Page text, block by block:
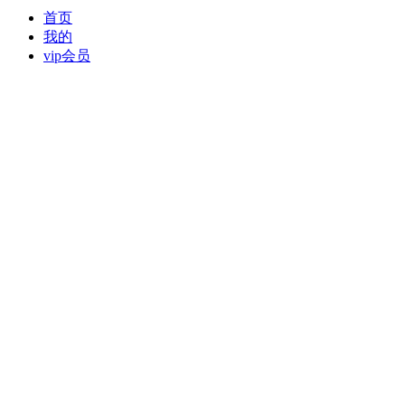
首页
我的
vip会员